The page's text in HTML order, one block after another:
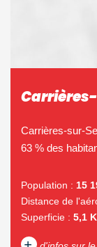
Carrières-sur-
63 % des
Population : 15
Distance de
Superficie : 5,1
+